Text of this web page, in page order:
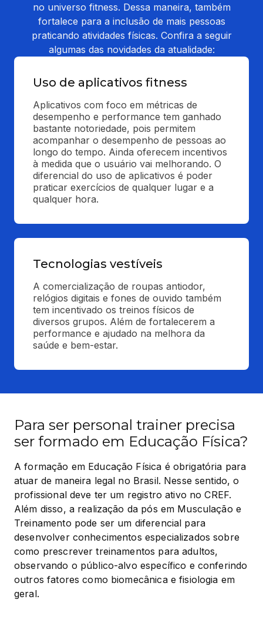
no universo fitness. Dessa maneira, também
fortalece para a inclusão de mais pessoas
praticando atividades físicas. Confira a seguir
algumas das novidades da atualidade:
Uso de aplicativos fitness
Aplicativos com foco em métricas de
desempenho e performance tem ganhado
bastante notoriedade, pois permitem
acompanhar o desempenho de pessoas ao
longo do tempo. Ainda oferecem incentivos
à medida que o usuário vai melhorando. O
diferencial do uso de aplicativos é poder
praticar exercícios de qualquer lugar e a
qualquer hora.
Tecnologias vestíveis
A comercialização de roupas antiodor,
relógios digitais e fones de ouvido também
tem incentivado os treinos físicos de
diversos grupos. Além de fortalecerem a
performance e ajudado na melhora da
saúde e bem-estar.
Para ser personal trainer precisa
ser formado em Educação Física?
A formação em Educação Física é obrigatória para
atuar de maneira legal no Brasil. Nesse sentido, o
profissional deve ter um registro ativo no CREF.
Além disso, a realização da pós em Musculação e
Treinamento pode ser um diferencial para
desenvolver conhecimentos especializados sobre
como prescrever treinamentos para adultos,
observando o público-alvo específico e conferindo
outros fatores como biomecânica e fisiologia em
geral.